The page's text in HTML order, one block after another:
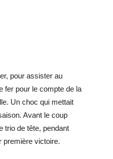
pour assister au
fer pour le compte de la
Un choc qui mettait
Avant le coup
trio de tête, pendant
première victoire.